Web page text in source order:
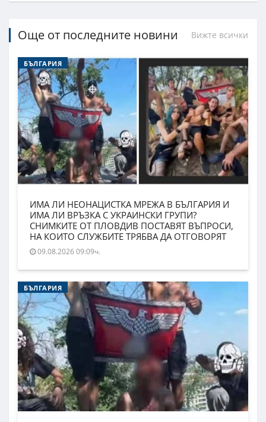
Още от последните новини Вижте всички
БЪЛГАРИЯ
ИМА ЛИ НЕОНАЦИСТКА МРЕЖА В БЪЛГАРИЯ И
ИМА ЛИ ВРЪЗКА С УКРАИНСКИ ГРУПИ?
СНИМКИТЕ ОТ ПЛОВДИВ ПОСТАВЯТ ВЪПРОСИ,
НА КОИТО СЛУЖБИТЕ ТРЯБВА ДА ОТГОВОРЯТ
09.08.2026 09:09ч.
БЪЛГАРИЯ